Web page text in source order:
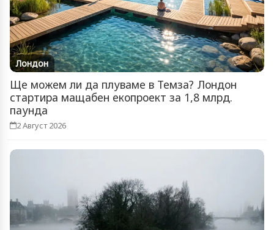
Лондон
Ще можем ли да плуваме в Темза? Лондон
стартира мащабен екопроект за 1,8 млрд.
паунда
2 Август 2026